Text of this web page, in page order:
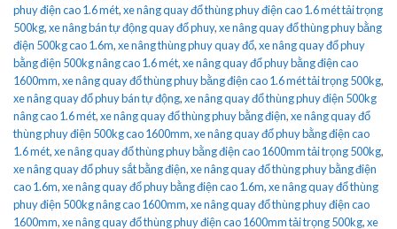
phuy điện cao 1.6 mét,xe nâng quay đổ thùng phuy điện cao 1.6 mét tải trọng
500kg,xe nâng bán tự động quay đổ phuy,xe nâng quay đổ thùng phuy bằng
điện 500kg cao 1.6m,xe nâng thùng phuy quay đổ,xe nâng quay đổ phuy
bằng điện 500kg nâng cao 1.6 mét,xe nâng quay đổ phuy bằng điện cao
1600mm,xe nâng quay đổ thùng phuy bằng điện cao 1.6 mét tải trọng 500kg,
xe nâng quay đổ phuy bán tự động,xe nâng quay đổ thùng phuy điện 500kg
nâng cao 1.6 mét,xe nâng quay đổ thùng phuy bằng điện,xe nâng quay đổ
thùng phuy điện 500kg cao 1600mm,xe nâng quay đổ phuy bằng điện cao
1.6 mét,xe nâng quay đổ thùng phuy bằng điện cao 1600mm tải trọng 500kg,
xe nâng quay đổ phuy sắt bằng điện,xe nâng quay đổ thùng phuy bằng điện
cao 1.6m,xe nâng quay đổ phuy bằng điện cao 1.6m,xe nâng quay đổ thùng
phuy điện 500kg nâng cao 1600mm,xe nâng quay đổ thùng phuy điện cao
1600mm,xe nâng quay đổ thùng phuy điện cao 1600mm tải trọng 500kg,xe